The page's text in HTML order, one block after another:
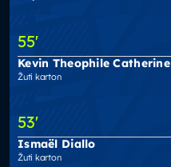
55'
Kevin Theophile Catherine
Žuti karton
53'
Ismaël Diallo
Žuti karton